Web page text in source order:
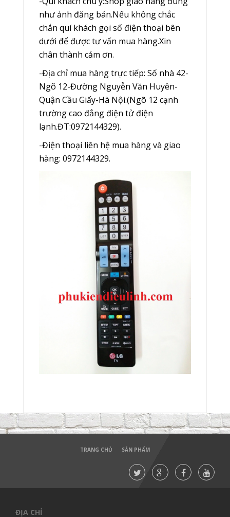
như ảnh đăng bán.Nếu không chắc
chắn quí khách gọi số điện thoại bên
dưới để được tư vấn mua hàng.Xin
chân thành cảm ơn.
-Địa chỉ mua hàng trực tiếp: Số nhà 42-
Ngõ 12-Đường Nguyễn Văn Huyên-
Quận Cầu Giấy-Hà Nội.(Ngõ 12 cạnh
trường cao đẳng điện tử điện
lạnh.ĐT:0972144329).
-Điện thoại liên hệ mua hàng và giao
hàng: 0972144329.
TRANG CHỦ SẢN PHẨM
ĐỊA CHỈ